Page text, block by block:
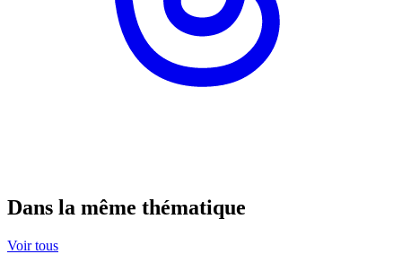
Dans la même thématique
Voir tous